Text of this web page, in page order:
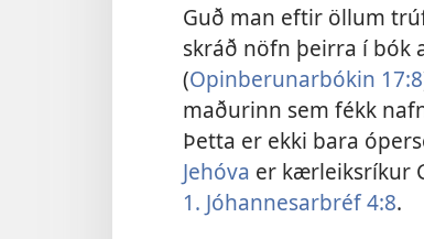
Guð man eftir öllum
skráð nöfn þeirra í bók
(Opinberunarbókin 17:8
maðurinn sem fékk
Þetta er ekki bara
Jehóva er kærleiksríkur
1. Jóhannesarbréf 4:8.